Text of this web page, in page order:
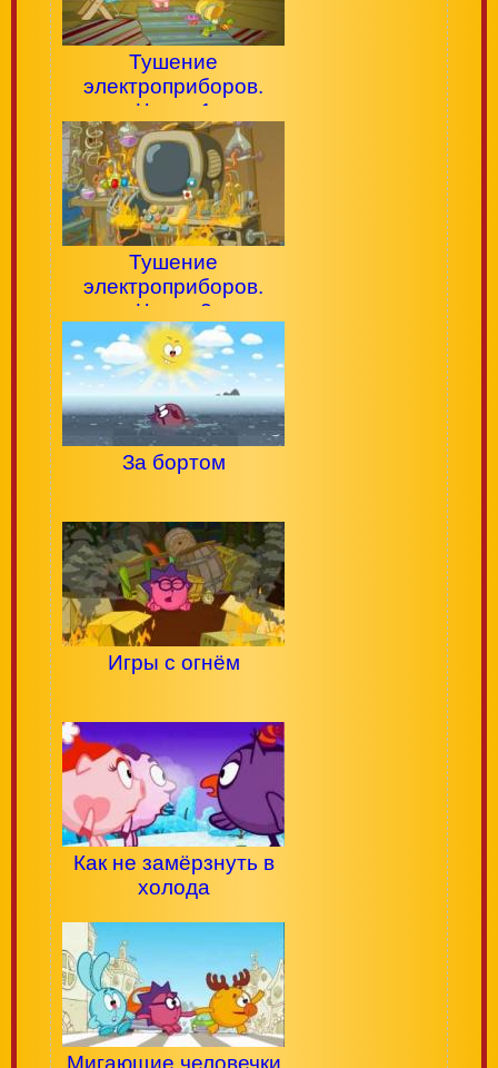
Тушение
электроприборов.
Часть 1
Тушение
электроприборов.
Часть 2
За бортом
Игры с огнём
Как не замёрзнуть в
холода
Мигающие человечки